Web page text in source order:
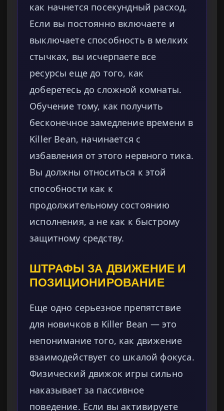
как начнется посекундный расход.
Если вы постоянно включаете и
выключаете способность в мелких
стычках, вы исчерпаете все
ресурсы еще до того, как
доберетесь до сложной комнаты.
Обучение тому, как получить
бесконечное замедление времени в
Killer Bean, начинается с
избавления от этого нервного тика.
Вы должны относиться к этой
способности как к
продолжительному состоянию
исполнения, а не как к быстрому
защитному средству.
ШТРАФЫ ЗА ДВИЖЕНИЕ И
ПОЗИЦИОНИРОВАНИЕ
Еще одно серьезное препятствие
для новичков в Killer Bean — это
непонимание того, как движение
взаимодействует со шкалой фокуса.
Физический движок игры сильно
наказывает за пассивное
поведение. Если вы активируете